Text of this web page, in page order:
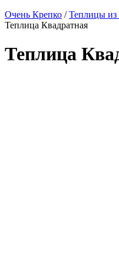
Очень Крепко /Теплицы из
Теплица Квадратная
Теплица